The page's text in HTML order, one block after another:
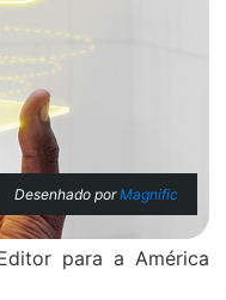
Desenhado porMagnific
para a América